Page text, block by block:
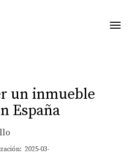
un inmueble
España
2025-03-